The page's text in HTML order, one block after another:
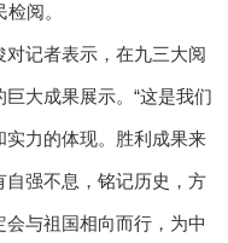
阅。
记者表示，在九三大阅
大成果展示。“这是我们
力的体现。胜利成果来
强不息，铭记历史，方
与祖国相向而行，为中